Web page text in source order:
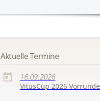
Aktuelle Termine
16.09.2026
VitusCup 2026 Vorrunde